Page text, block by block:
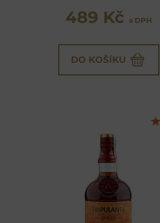
489 Kč s DPH
DO KOŠÍKU